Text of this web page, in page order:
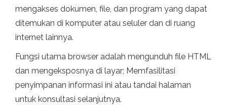
mengakses dokumen, file, dan program yang dapat
ditemukan di komputer atau seluler dan di ruang
internet lainnya.
Fungsi utama browser adalah mengunduh file HTML
dan mengeksposnya di layar; Memfasilitasi
penyimpanan informasi ini atau tandai halaman
untuk konsultasi selanjutnya.